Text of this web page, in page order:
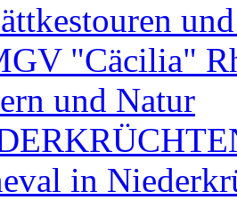
"Cäcilia"
und Natur
in